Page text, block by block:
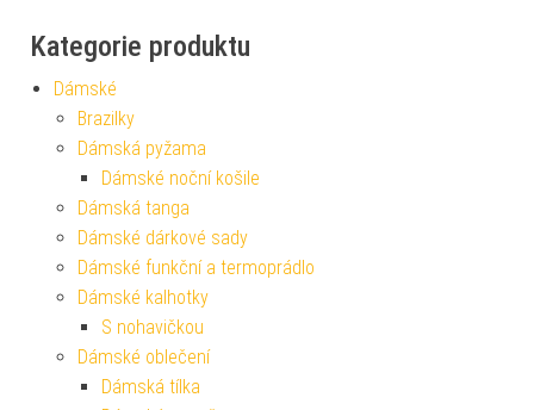
Kategorie produktu
Dámské
Brazilky
Dámská pyžama
Dámské noční košile
Dámská tanga
Dámské dárkové sady
Dámské funkční a termoprádlo
Dámské kalhotky
S nohavičkou
Dámské oblečení
Dámská tílka